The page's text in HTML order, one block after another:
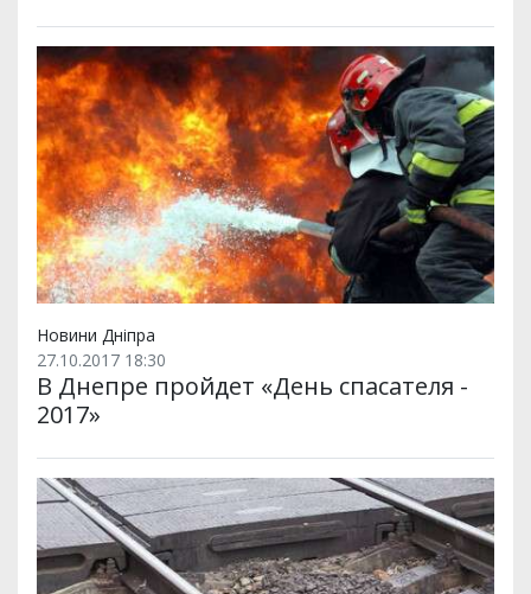
Новини Дніпра
27.10.2017 18:30
В Днепре пройдет «День спасателя -
2017»